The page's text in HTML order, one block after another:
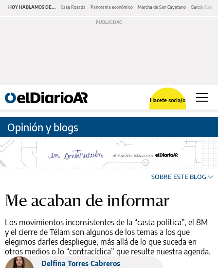
HOY HABLAMOS DE... Casa Rosada Panorama económico Marcha de San Cayetano García Cuerva
Hacete socia/o
Opinión y blogs
SOBRE ESTE BLOG
Me acaban de informar
Los movimientos inconsistentes de la “casta política”, el 8M
y el cierre de Télam son algunos de los temas a los que
elegimos darles despliegue, más allá de lo que suceda en
otros medios o lo “contracíclica” que resulte nuestra agenda.
Delfina Torres Cabreros